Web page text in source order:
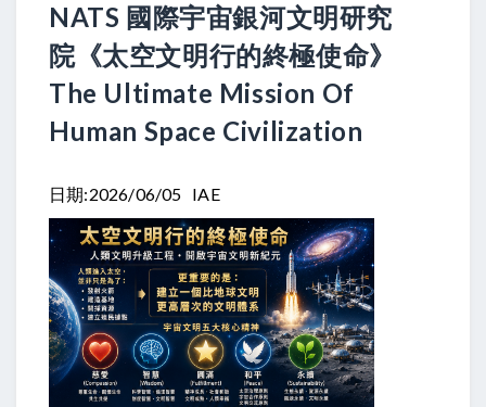
NATS 國際宇宙銀河文明研究
院《太空文明行的終極使命》
The Ultimate Mission Of
Human Space Civilization
日期:2026/06/05 IAE